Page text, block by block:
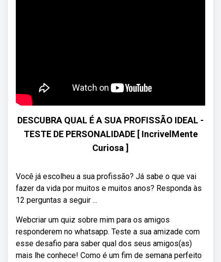
DESCUBRA QUAL É A SUA PROFISSÃO IDEAL -
TESTE DE PERSONALIDADE [ IncrivelMente
Curiosa ]
Você já escolheu a sua profissão? Já sabe o que vai
fazer da vida por muitos e muitos anos? Responda às
12 perguntas a seguir ...
Webcriar um quiz sobre mim para os amigos
responderem no whatsapp. Teste a sua amizade com
esse desafio para saber qual dos seus amigos(as)
mais lhe conhece! Como é um fim de semana perfeito